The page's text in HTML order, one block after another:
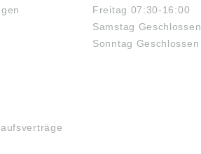
Freitag 07:30-16:00
Samstag Geschlossen
Sonntag Geschlossen